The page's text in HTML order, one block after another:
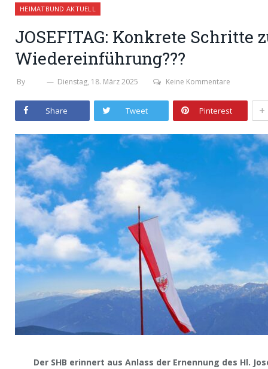
HEIMATBUND AKTUELL
JOSEFITAG: Konkrete Schritte
Wiedereinführung???
By Dienstag, 18. März 2025 Keine Kommentare
Share Tweet Pinterest +
Der SHB erinnert aus Anlass der Ernennung des Hl.